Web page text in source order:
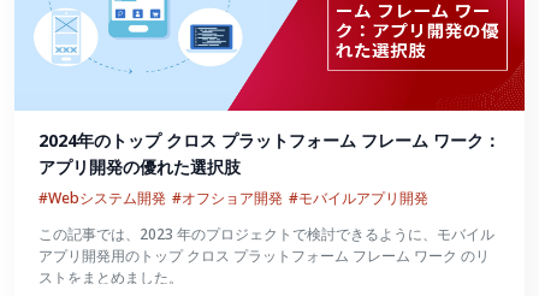
2024年のトップ クロス プラットフォーム フレーム ワーク：
アプリ開発の優れた選択肢
#Webシステム開発 #オフショア開発 #モバイルアプリ開発
この記事では、2023 年のプロジェクトで検討できるように、モバイル
アプリ開発用のトップ クロス プラットフォーム フレーム ワーク のリ
ストをまとめました。